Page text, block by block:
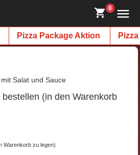
0
Pizza Package Aktion Pizza
Salat und Sauce
(in den Warenkorb
Warenkorb zu legen)